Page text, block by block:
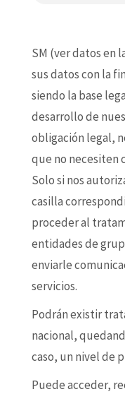
SM (ver datos en
sus datos con la
siendo la base
desarrollo de
obligación legal,
que no necesiten
Solo si nos
casilla
proceder al
entidades de
enviarle
servicios.
Podrán existir
nacional,
caso, un nivel de
Puede acceder,